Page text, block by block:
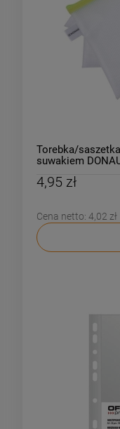
Torebka/
suwakiem
4,95 zł
Cena netto: 4,02 zł